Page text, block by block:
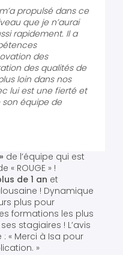
propulsé dans ce
que je n’aurai
rapidement. Il a
des
des qualités de
loin dans nos
lui est une fierté et
son équipe de
de l’équipe qui est
ROUGE » !
de 1 an et
! Dynamique
plus pour
formations les plus
stagiaires ! L’avis
« Merci à Isa pour
»